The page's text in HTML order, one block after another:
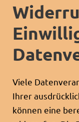
Viele
Ihrer
können eine